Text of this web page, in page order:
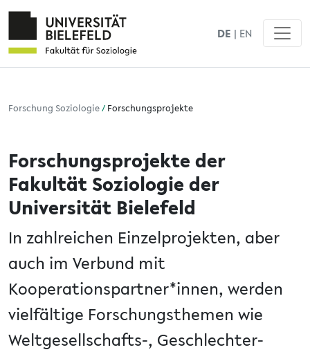
DE | EN
Forschung Soziologie/ Forschungsprojekte
Forschungsprojekte der
Fakultät Soziologie der
Universität Bielefeld
In zahlreichen Einzelprojekten, aber
auch im Verbund mit
Kooperationspartner*innen, werden
vielfältige Forschungsthemen wie
Weltgesellschafts-, Geschlechter-